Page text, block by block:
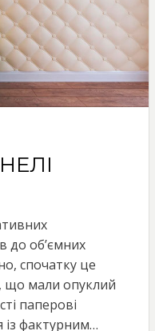
до об’ємних
спочатку це
що мали опуклий
паперові
із фактурним…